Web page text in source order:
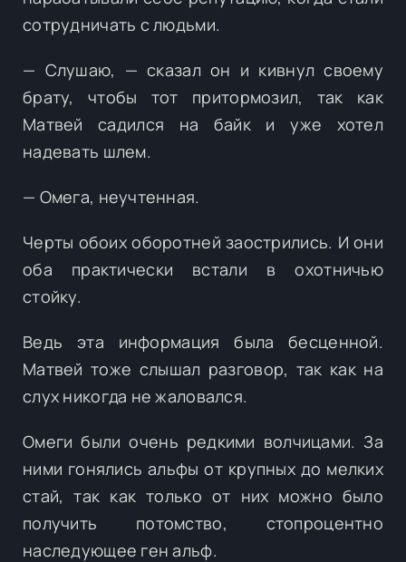
сотрудничать с людьми.
— Слушаю, — сказал он и кивнул своему
брату, чтобы тот притормозил, так как
Матвей садился на байк и уже хотел
надевать шлем.
— Омега, неучтенная.
Черты обоих оборотней заострились. И они
оба практически встали в охотничью
стойку.
Ведь эта информация была бесценной.
Матвей тоже слышал разговор, так как на
слух никогда не жаловался.
Омеги были очень редкими волчицами. За
ними гонялись альфы от крупных до мелких
стай, так как только от них можно было
получить потомство, стопроцентно
наследующее ген альф.